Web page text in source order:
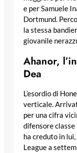
e per Samuele
Dortmund.
la stessa
giovanile
Ahanor,
Dea
L’esordio di
verticale.
per una cifra
difensore
ha creduto in
League a